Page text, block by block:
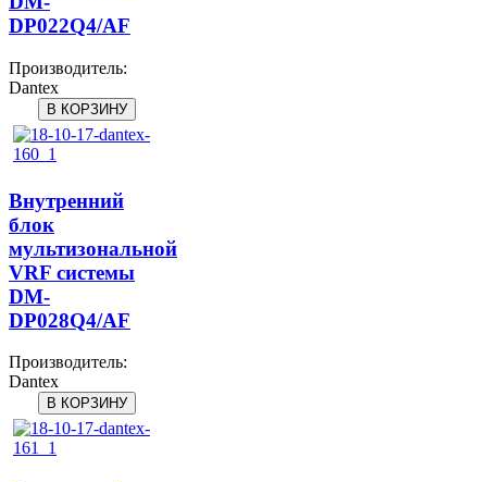
DP022Q4/AF
Производитель:
Dantex
Внутренний
блок
мультизональной
VRF системы
DM-
DP028Q4/AF
Производитель:
Dantex